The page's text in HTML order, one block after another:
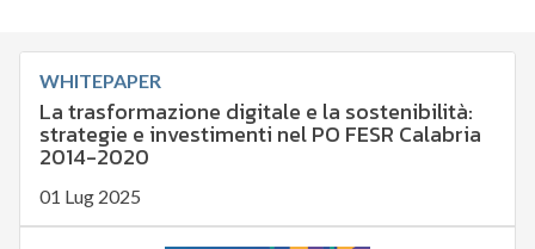
WHITEPAPER
La trasformazione digitale e la sostenibilità:
strategie e investimenti nel PO FESR Calabria
2014-2020
01 Lug 2025